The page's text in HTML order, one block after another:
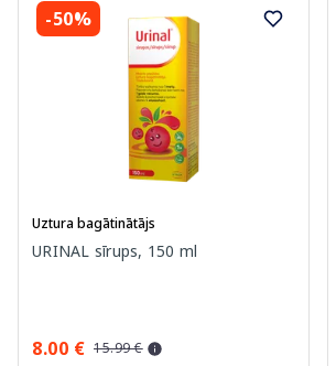
-50%
Uztura bagātinātājs
URINAL sīrups, 150 ml
8.00 € 15.99 €